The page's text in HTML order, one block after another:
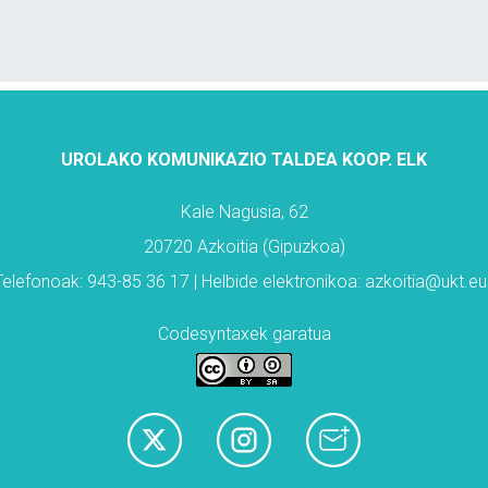
UROLAKO KOMUNIKAZIO TALDEA KOOP. ELK
Kale Nagusia, 62
20720 Azkoitia (Gipuzkoa)
943-85 36 17 | Helbide elektronikoa:
Codesyntaxek garatua